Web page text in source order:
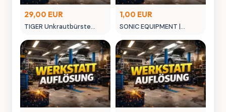
29,00 EUR
TIGER Unkrautbürste
Anbauteiln MSis 35,0 ccm,
z.B. STIHL
1,00 EUR
SONIC EQUIPMENT |